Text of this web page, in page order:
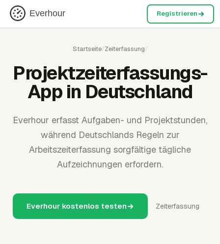
Everhour Registrieren
Startseite/Zeiterfassung/
Projektzeiterfassungs-
App in Deutschland
Everhour erfasst Aufgaben- und Projektstunden,
während Deutschlands Regeln zur
Arbeitszeiterfassung sorgfältige tägliche
Aufzeichnungen erfordern.
Everhour kostenlos testen Zeiterfassung